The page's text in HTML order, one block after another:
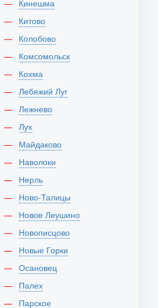
Кинешма
Китово
Колобово
Комсомольск
Кохма
Лебяжий Луг
Лежнево
Лух
Майдаково
Наволоки
Нерль
Ново-Талицы
Новое Леушино
Новописцово
Новые Горки
Осановец
Палех
Парское